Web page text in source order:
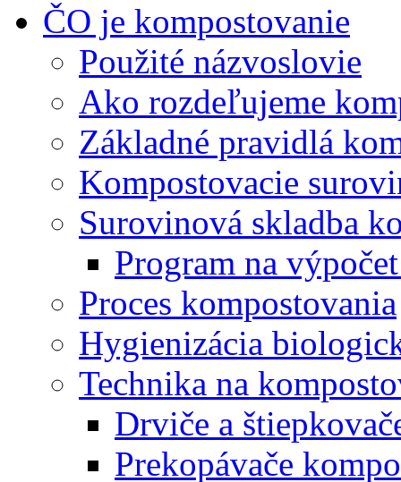
ČO je kompostovanie
Použité názvoslovie
Ako rozdeľujeme
Základné pravidlá
Kompostovacie
Surovinová skladba
Program na
Proces kompostovania
Hygienizácia
Technika na
Drviče a
Prekopávače